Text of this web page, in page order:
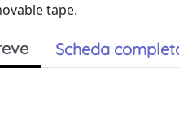
tape.
Scheda